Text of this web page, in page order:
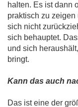
halten. Es ist dann
praktisch zu
sich nicht
sich behauptet.
und sich
bringt.
Kann das auch
Das ist eine der